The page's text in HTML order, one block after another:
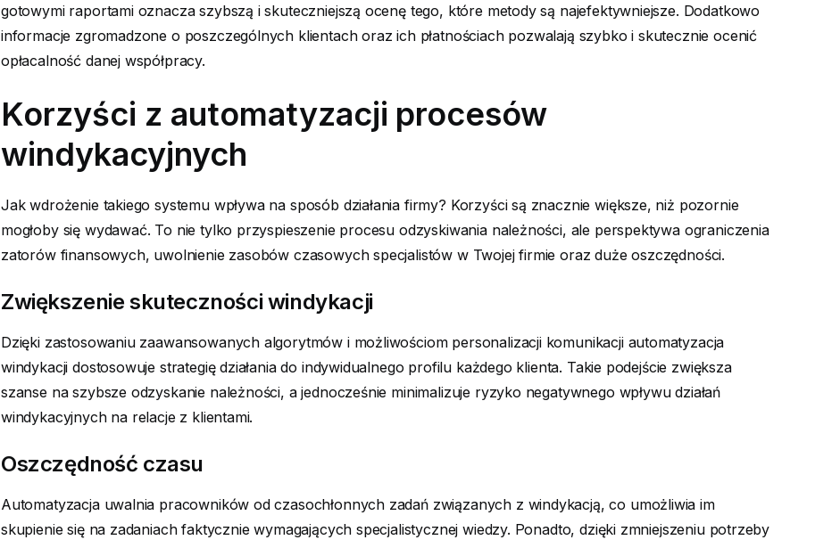
gotowymi raportami oznacza szybszą i skuteczniejszą ocenę tego, które metody są najefektywniejsze. Dodatkowo
informacje zgromadzone o poszczególnych klientach oraz ich płatnościach pozwalają szybko i skutecznie ocenić
opłacalność danej współpracy.
Korzyści z automatyzacji procesów
windykacyjnych
Jak wdrożenie takiego systemu wpływa na sposób działania firmy? Korzyści są znacznie większe, niż pozornie
mogłoby się wydawać. To nie tylko przyspieszenie procesu odzyskiwania należności, ale perspektywa ograniczenia
zatorów finansowych, uwolnienie zasobów czasowych specjalistów w Twojej firmie oraz duże oszczędności.
Zwiększenie skuteczności windykacji
Dzięki zastosowaniu zaawansowanych algorytmów i możliwościom personalizacji komunikacji automatyzacja
windykacji dostosowuje strategię działania do indywidualnego profilu każdego klienta. Takie podejście zwiększa
szanse na szybsze odzyskanie należności, a jednocześnie minimalizuje ryzyko negatywnego wpływu działań
windykacyjnych na relacje z klientami.
Oszczędność czasu
Automatyzacja uwalnia pracowników od czasochłonnych zadań związanych z windykacją, co umożliwia im
skupienie się na zadaniach faktycznie wymagających specjalistycznej wiedzy. Ponadto, dzięki zmniejszeniu potrzeby